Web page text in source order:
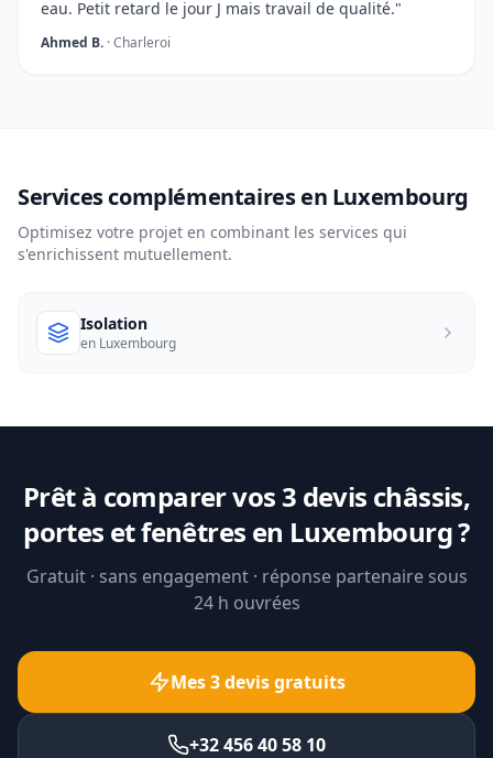
eau. Petit retard le jour J mais travail de qualité."
Ahmed B. · Charleroi
Services complémentaires en Luxembourg
Optimisez votre projet en combinant les services qui
s'enrichissent mutuellement.
Isolation
en Luxembourg
Prêt à comparer vos 3 devis châssis,
portes et fenêtres en Luxembourg ?
Gratuit · sans engagement · réponse partenaire sous
24 h ouvrées
Mes 3 devis gratuits
+32 456 40 58 10